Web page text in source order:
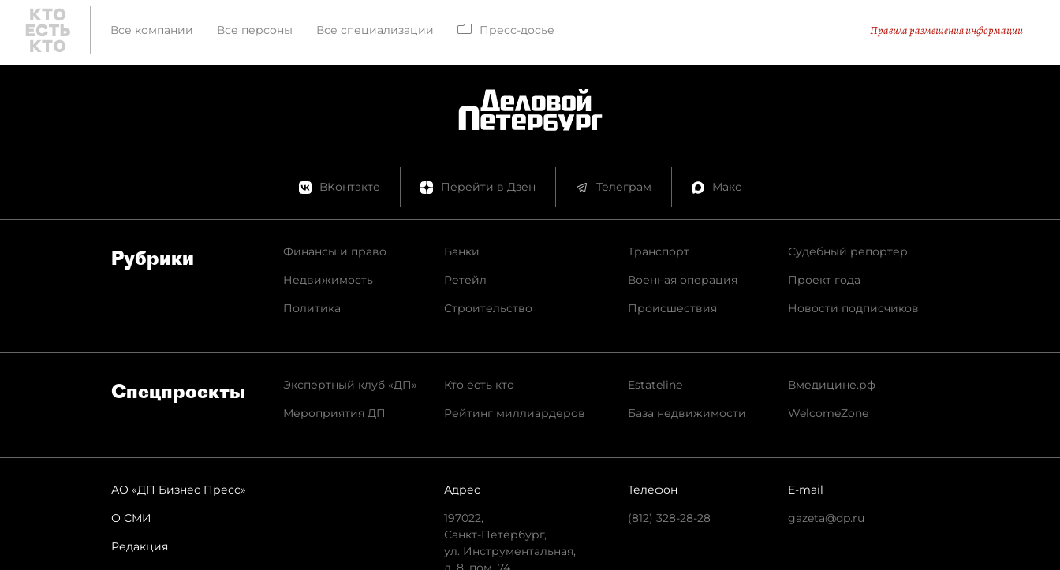
Все компании Все персоны Все специализации Пресс-досье Правила размещения информации
ВКонтакте Перейти в Дзен Телеграм Макс
Рубрики
Финансы и право
Недвижимость
Политика
Банки
Ретейл
Строительство
Транспорт
Военная операция
Происшествия
Судебный репортер
Проект года
Новости подписчиков
Спец­проекты
Экспертный клуб «ДП»
Мероприятия ДП
Кто есть кто
Рейтинг миллиардеров
Estateline
База недвижимости
Вмедицине.рф
WelcomeZone
АО «ДП Бизнес Пресс»
О СМИ
Редакция
Адрес
197022,
Санкт-Петербург,
ул. Инструментальная,
Телефон
(812) 328-28-28
E-mail
gazeta@dp.ru